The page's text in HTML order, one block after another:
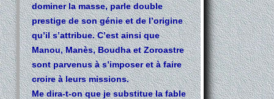
dominer la masse, parle double
prestige de son génie et de l’origine
qu’il s’attribue. C’est ainsi que
Manou, Manès, Boudha et Zoroastre
sont parvenus à s’imposer et à faire
croire à leurs missions.
Me dira-t-on que je substitue la fable